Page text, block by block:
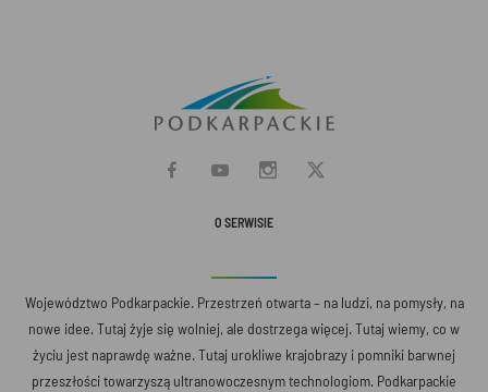
O SERWISIE
Województwo Podkarpackie. Przestrzeń otwarta – na ludzi, na pomysły, na
nowe idee. Tutaj żyje się wolniej, ale dostrzega więcej. Tutaj wiemy, co w
życiu jest naprawdę ważne. Tutaj urokliwe krajobrazy i pomniki barwnej
przeszłości towarzyszą ultranowoczesnym technologiom. Podkarpackie